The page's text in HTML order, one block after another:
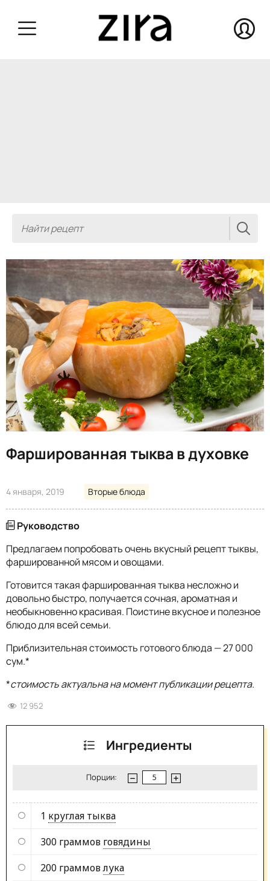
Фаршированная тыква в духовке
4 января, 2019 Вторые блюда
Руководство
Предлагаем попробовать очень вкусный рецепт тыквы,
фаршированной мясом и овощами.
Готовится такая фаршированная тыква несложно и
довольно быстро, получается сочная, ароматная и
необыкновенно красивая. Поистине вкусное и полезное
блюдо для всей семьи.
Приблизительная стоимость готового блюда — 27 000
сум.*
*стоимость актуальна на момент публикации рецепта.
12 952
Ингредиенты
Порции:
1 круглая тыква
300 граммов говядины
200 граммовлука